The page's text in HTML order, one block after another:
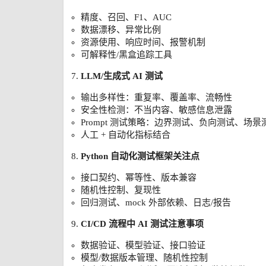
精度、召回、F1、AUC
数据漂移、异常比例
资源使用、响应时间、报警机制
可解释性/黑盒追踪工具
LLM/生成式 AI 测试
输出多样性：重复率、覆盖率、流畅性
安全性检测：不当内容、敏感信息泄露
Prompt 测试策略：边界测试、负向测试、场景
人工 + 自动化指标结合
Python 自动化测试框架关注点
接口契约、幂等性、版本兼容
随机性控制、复现性
回归测试、mock 外部依赖、日志/报告
CI/CD 流程中 AI 测试注意事项
数据验证、模型验证、接口验证
模型/数据版本管理、随机性控制